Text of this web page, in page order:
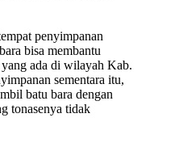
penyimpanan
bisa membantu
ada di wilayah Kab.
sementara itu,
batu bara dengan
tonasenya tidak